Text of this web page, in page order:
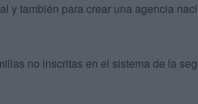
y también para crear una agencia
no inscritas en el sistema de la